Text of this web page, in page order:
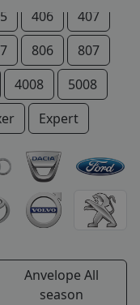
406
407
806
807
4008
5008
Expert
Rifter
Anvelope All
season